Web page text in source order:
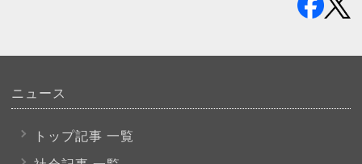
ニュース
トップ記事 一覧